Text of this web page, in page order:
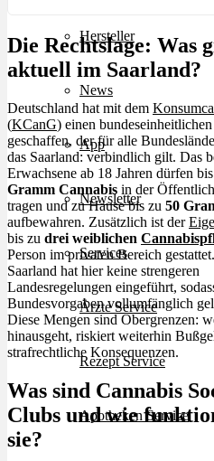
Hersteller
News
App
Newsletter
Services
Ärzte Service
Rezept Service
Apotheken Service
Die Rechtslage: Was
aktuell im Saarland?
Deutschland hat mit dem
(KCanG) einen
geschaffen, der für alle
das Saarland: verbindlich gilt. Das
Erwachsene ab 18 Jahren dürfen
Gramm Cannabis in der
tragen und zu Hause bis zu 50
aufbewahren. Zusätzlich ist der
bis zu drei weiblichen
Person im privaten Bereich
Saarland hat hier keine strengeren
Landesregelungen eingeführt,
Bundesvorgaben vollumfänglich
Diese Mengen sind Obergrenzen:
hinausgeht, riskiert weiterhin
strafrechtliche Konsequenzen.
Was sind Cannabis
Clubs und wie
sie?